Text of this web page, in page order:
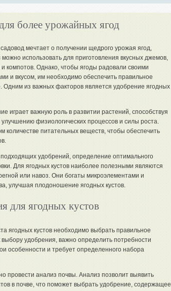
более урожайных ягод
мечтает о получении щедрого урожая ягод,
можно использовать для приготовления вкусных джемов,
и компотов. Однако, чтобы ягоды радовали своими
и вкусом, им необходимо обеспечить правильное
Одним из важных факторов является удобрение ягодных
играет важную роль в развитии растений, способствуя
физиологических процессов и силы роста.
количестве питательных веществ, чтобы обеспечить
удобрений, определение оптимального
Для ягодных кустов наиболее полезными являются
или навоз. Они богаты микроэлементами и
улучшая плодоношение ягодных кустов.
для ягодных кустов
ягодных кустов необходимо выбрать правильное
удобрения, важно определить потребности
особенности и требует определенного набора
провести анализ почвы. Анализ позволит выявить
в почве, что поможет выбрать удобрение, содержащее